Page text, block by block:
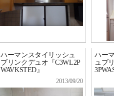
ハーマンスタイリッシュ
ブリンクデュオ『C3WL2P
WAVKSTED』
2013/09/20
ハー
ュブ